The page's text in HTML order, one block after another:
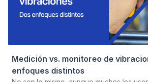
Medición vs. monitoreo de
enfoques distintos